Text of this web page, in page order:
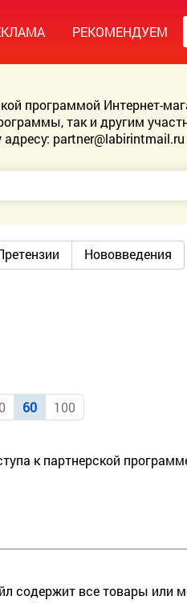
РЕКОМЕНДУЕМ
программой Интернет-
так и другим
partner@labirintmail.ru
Нововведения
60 100
к партнерской
содержит все товары или